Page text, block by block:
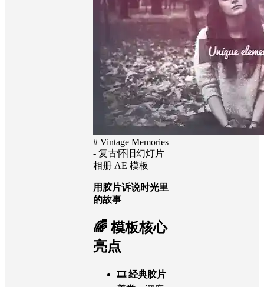
# Vintage Memories
- 复古怀旧幻灯片
相册 AE 模板
用胶片诉说时光里
的故事
🌈 模板核心
亮点
🎞️ 经典胶片